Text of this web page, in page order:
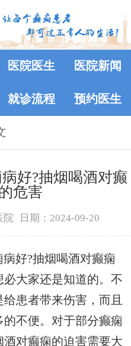
医院医生 医院新闻
就诊流程 预约医生
好?抽烟喝酒对癫
危害
院 日期：2024-09-20
好?抽烟喝酒对癫痫
大家还是知道的。不
患者带来伤害，而且
不便。对于部分癫痫
对癫痫的迫害需要大